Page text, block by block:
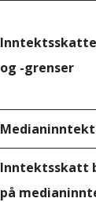
og -grenser
Medianinntekt
Inntektsskatt
på